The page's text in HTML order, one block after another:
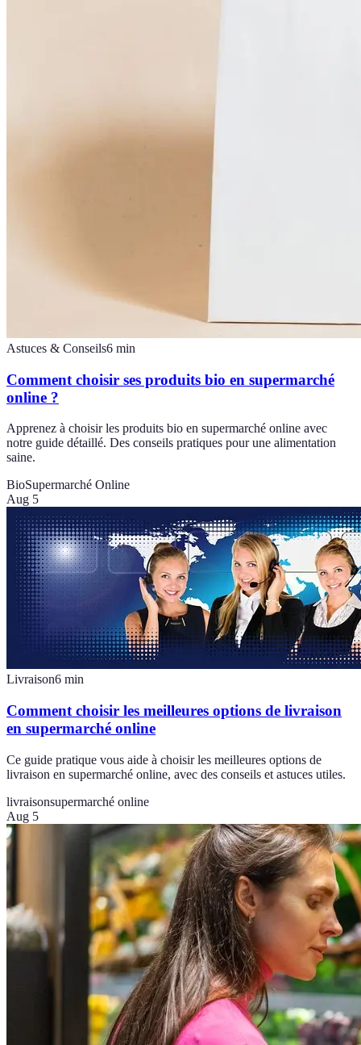
Astuces & Conseils6 min
Comment choisir ses produits bio en supermarché
online ?
Apprenez à choisir les produits bio en supermarché online avec
notre guide détaillé. Des conseils pratiques pour une alimentation
saine.
BioSupermarché Online
Aug 5
Livraison6 min
Comment choisir les meilleures options de livraison
en supermarché online
Ce guide pratique vous aide à choisir les meilleures options de
livraison en supermarché online, avec des conseils et astuces utiles.
livraisonsupermarché online
Aug 5